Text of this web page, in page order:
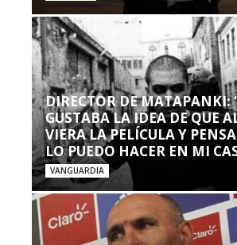
DIRECTOR DE MATAPANKI:
GUSTABA LA IDEA DE QUE
VIERA LA PELÍCULA Y
LO PUEDO HACER EN MI
VANGUARDIA